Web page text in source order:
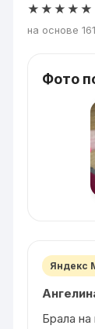
★★★★★
на основе
Фото
Яндекс
Брала